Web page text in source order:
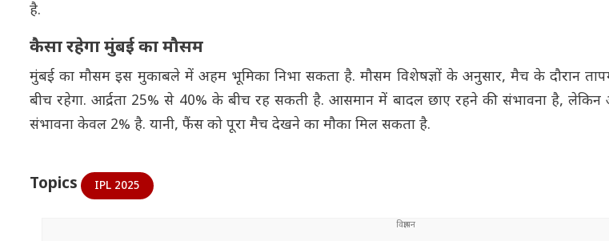
है.
कैसा रहेगा मुंबई का मौसम
मुंबई का मौसम इस मुकाबले में अहम भूमिका निभा सकता है. मौसम विशेषज्ञों के अनुसार, मैच के दौरान
बीच रहेगा. आर्द्रता 25% से 40% के बीच रह सकती है. आसमान में बादल छाए रहने की संभावना है,
संभावना केवल 2% है. यानी, फैंस को पूरा मैच देखने का मौका मिल सकता है.
Topics IPL 2025